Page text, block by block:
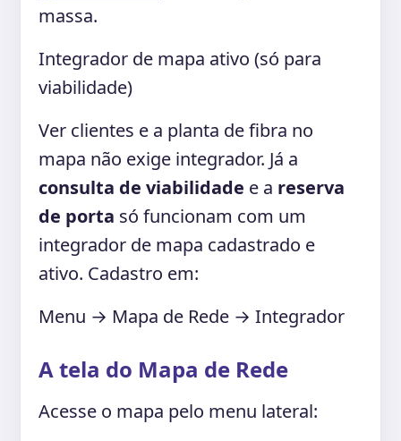
massa.
Integrador de mapa ativo (só para
viabilidade)
Ver clientes e a planta de fibra no
mapa não exige integrador. Já a
consulta de viabilidade e a reserva
de porta só funcionam com um
integrador de mapa cadastrado e
ativo. Cadastro em:
Menu → Mapa de Rede → Integrador
A tela do Mapa de Rede
Acesse o mapa pelo menu lateral: